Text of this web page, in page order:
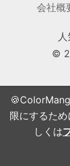
限にするた
しくは
会社概
©